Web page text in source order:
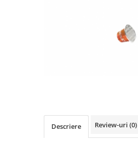
Descriere Review-uri (0)